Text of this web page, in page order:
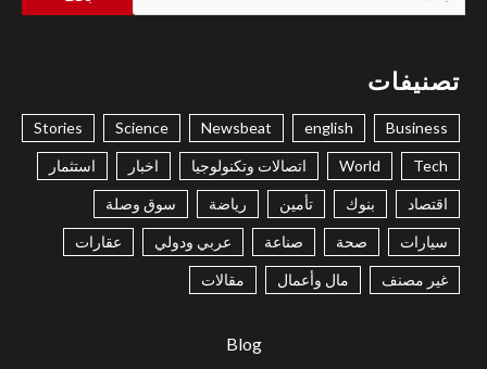
عن:
تصنيفات
Business
english
Newsbeat
Science
Stories
Tech
World اتصالات وتكنولوجيا اخبار استثمار
اقتصاد بنوك تأمين رياضة سوق وصلة
سيارات صحة صناعة عربي ودولي عقارات
غير مصنف مال وأعمال مقالات
Blog